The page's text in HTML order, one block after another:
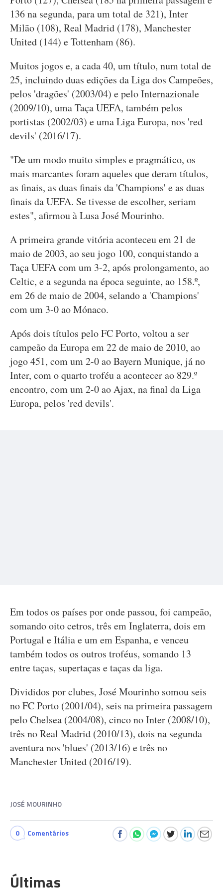
136 na segunda, para um total de 321), Inter
Milão (108), Real Madrid (178), Manchester
United (144) e Tottenham (86).
Muitos jogos e, a cada 40, um título, num total de
25, incluindo duas edições da Liga dos Campeões,
pelos 'dragões' (2003/04) e pelo Internazionale
(2009/10), uma Taça UEFA, também pelos
portistas (2002/03) e uma Liga Europa, nos 'red
devils' (2016/17).
"De um modo muito simples e pragmático, os
mais marcantes foram aqueles que deram títulos,
as finais, as duas finais da 'Champions' e as duas
finais da UEFA. Se tivesse de escolher, seriam
estes", afirmou à Lusa José Mourinho.
A primeira grande vitória aconteceu em 21 de
maio de 2003, ao seu jogo 100, conquistando a
Taça UEFA com um 3-2, após prolongamento, ao
Celtic, e a segunda na época seguinte, ao 158.º,
em 26 de maio de 2004, selando a 'Champions'
com um 3-0 ao Mónaco.
Após dois títulos pelo FC Porto, voltou a ser
campeão da Europa em 22 de maio de 2010, ao
jogo 451, com um 2-0 ao Bayern Munique, já no
Inter, com o quarto troféu a acontecer ao 829.º
encontro, com um 2-0 ao Ajax, na final da Liga
Europa, pelos 'red devils'.
Em todos os países por onde passou, foi campeão,
somando oito cetros, três em Inglaterra, dois em
Portugal e Itália e um em Espanha, e venceu
também todos os outros troféus, somando 13
entre taças, supertaças e taças da liga.
Divididos por clubes, José Mourinho somou seis
no FC Porto (2001/04), seis na primeira passagem
pelo Chelsea (2004/08), cinco no Inter (2008/10),
três no Real Madrid (2010/13), dois na segunda
aventura nos 'blues' (2013/16) e três no
Manchester United (2016/19).
JOSÉ MOURINHO
0 Comentários
Últimas